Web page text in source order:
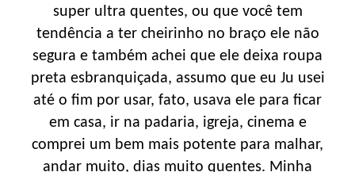
super ultra quentes, ou que você tem
tendência a ter cheirinho no braço ele não
segura e também achei que ele deixa roupa
preta esbranquiçada, assumo que eu Ju usei
até o fim por usar, fato, usava ele para ficar
em casa, ir na padaria, igreja, cinema e
comprei um bem mais potente para malhar,
andar muito, dias muito quentes. Minha